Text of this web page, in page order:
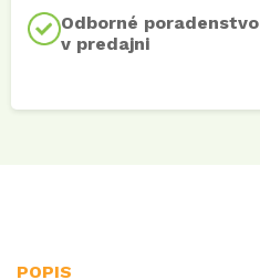
Odborné poradenstvo
v predajni
POPIS